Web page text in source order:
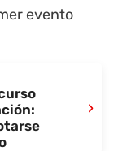
evento
›